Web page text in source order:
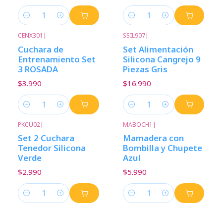
Cantidad Cantidad
CENX301 |
Cuchara de
Entrenamiento Set
3 ROSADA
$3.990
Cantidad
SSIL907|
Set Alimentación
Silicona Cangrejo 9
Piezas Gris
$16.990
Cantidad
PKCU02|
Set 2 Cuchara
Tenedor Silicona
Verde
$2.990
Cantidad
MABOCH1 |
Mamadera con
Bombilla y Chupete
Azul
$5.990
Cantidad